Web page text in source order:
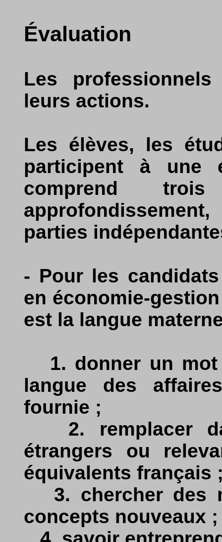
Évaluation
Les
leurs actions.
Les élèves, les
participent à une
comprend
parties
- Pour les
en économie-
est la langue
1. donner un mot
langue des
fournie ;
2. remplacer
étrangers ou
équivalents français
3. chercher des
concepts nouveaux ;